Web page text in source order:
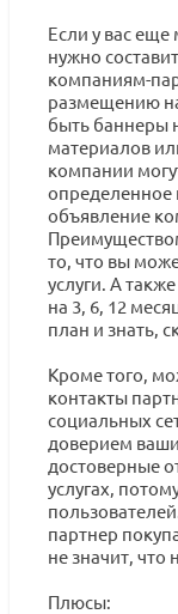
Если у вас
нужно
компаниям-
размещению
быть баннеры
материалов
компании
определенное
объявление
то, что вы
услуги. А
на 3, 6, 12
план и знать,
Кроме того,
контакты
социальных
доверием
достоверные
услугах,
партнер
не значит, что
Плюсы: